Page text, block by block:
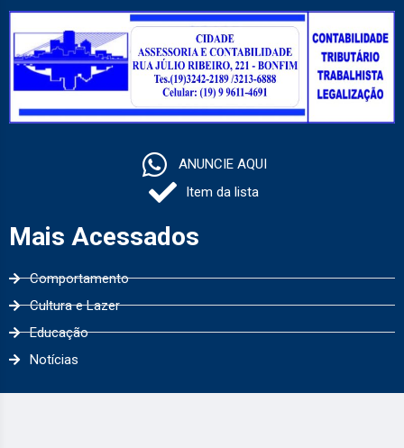
ANUNCIE AQUI
Item da lista
Mais Acessados
Comportamento
Cultura e Lazer
Educação
Notícias